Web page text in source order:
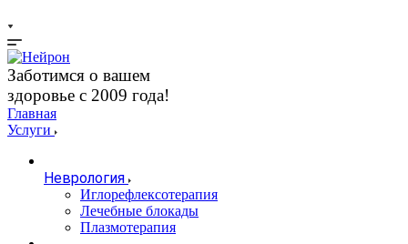
Заботимся о вашем
здоровье с 2009 года!
Главная
Услуги
Неврология
Иглорефлексотерапия
Лечебные блокады
Плазмотерапия